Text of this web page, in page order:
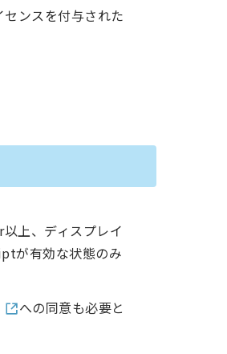
ンスを付与された
上、ディスプレイ
が有効な状態のみ
への同意も必要と